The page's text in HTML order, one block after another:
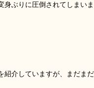
ぶりに圧倒されてしまいま
紹介していますが、まだま